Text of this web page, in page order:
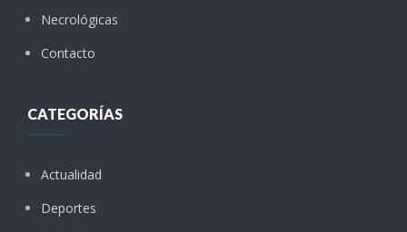
Necrológicas
Contacto
CATEGORÍAS
Actualidad
Deportes